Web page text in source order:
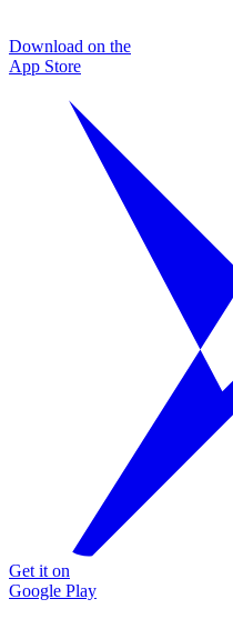
Download on the
App Store
Get it on
Google Play